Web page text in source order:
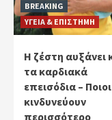
BREAKING
ΥΓΕΙΑ & ΕΠΙΣΤΗΜΗ
Η ζέστη αυξάνει
τα καρδιακά
επεισόδια – Ποιοι
κινδυνεύουν
περισσότερο